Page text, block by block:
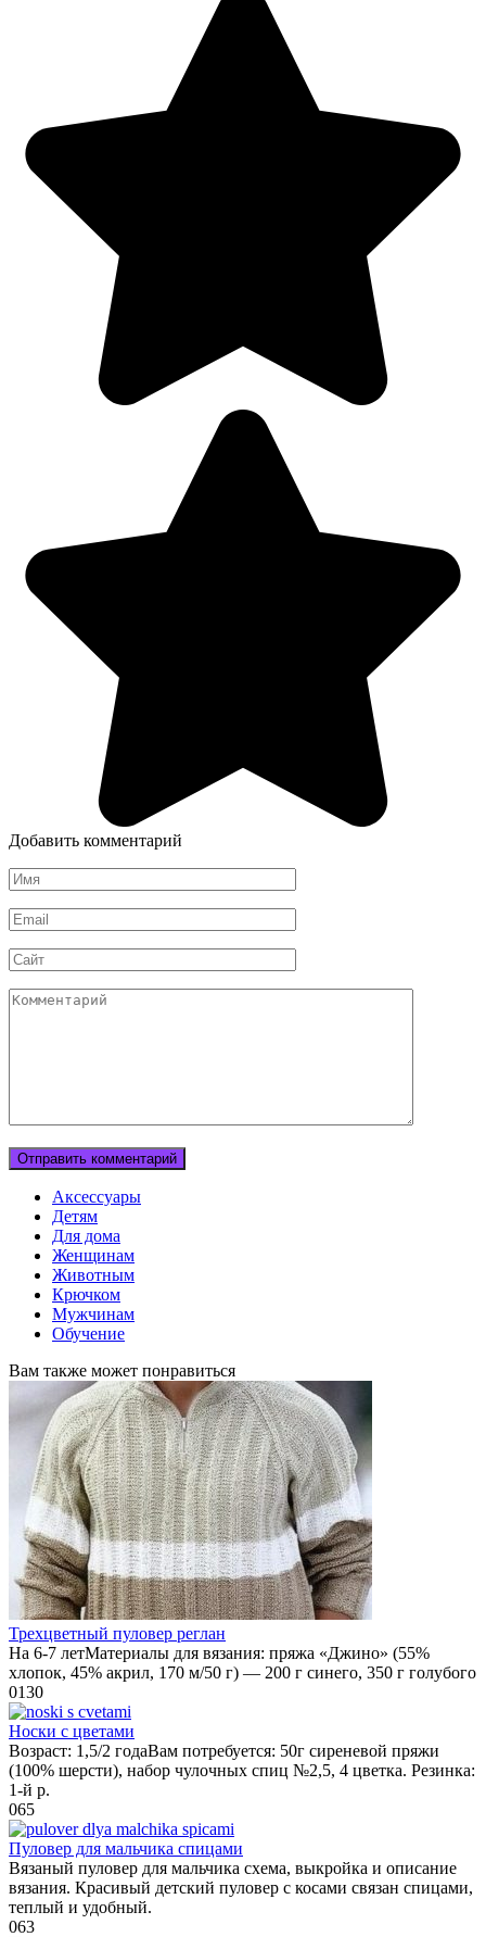
Добавить комментарий
Имя
Email
Сайт
Комментарий
Аксессуары
Детям
Для дома
Женщинам
Животным
Крючком
Мужчинам
Обучение
Вам также может понравиться
Трехцветный пуловер реглан
На 6-7 летМатериалы для вязания: пряжа «Джино» (55%
хлопок, 45% акрил, 170 м/50 г) — 200 г синего, 350 г голубого
0130
Носки с цветами
Возраст: 1,5/2 годаВам потребуется: 50г сиреневой пряжи
(100% шерсти), набор чулочных спиц №2,5, 4 цветка. Резинка:
1-й р.
065
Пуловер для мальчика спицами
Вязаный пуловер для мальчика схема, выкройка и описание
вязания. Красивый детский пуловер с косами связан спицами,
теплый и удобный.
063